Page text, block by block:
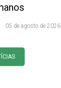
05 de agosto de 2026